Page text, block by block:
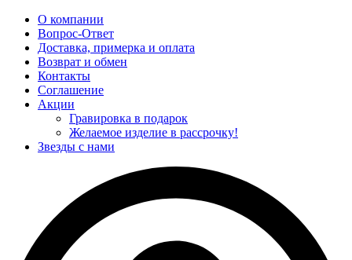
О компании
Вопрос-Ответ
Доставка, примерка и оплата
Возврат и обмен
Контакты
Соглашение
Акции
Гравировка в подарок
Желаемое изделие в рассрочку!
Звезды с нами